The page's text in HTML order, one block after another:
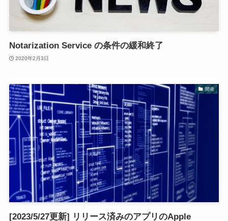
Notarization Service の条件の緩和終了
2020年2月3日
開発
[2023/5/27更新] リリース済みのアプリのApple